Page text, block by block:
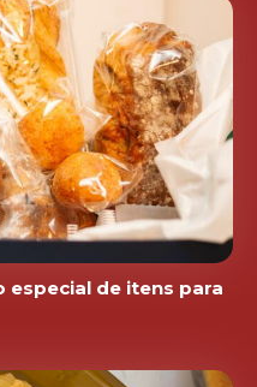
especial de itens para